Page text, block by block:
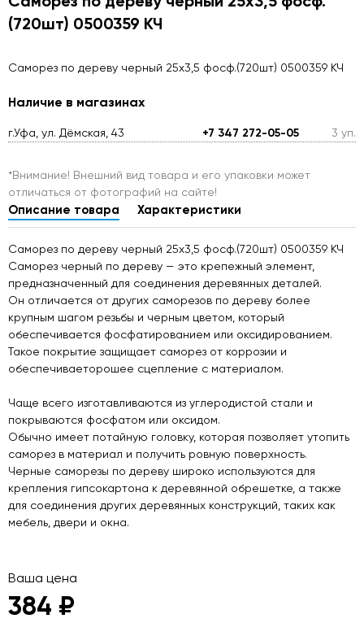
(720шт) 0500359 КЧ
Саморез по дереву черный 25х3,5 фосф.(720шт) 0500359 КЧ
Наличие в магазинах
г.Уфа, ул. Дёмская, 43 +7 347 272-05-05 3 уп.
*Внимание! Внешний вид товара и его упаковки может
отличаться от фотографий на сайте!
Описание товара Характеристики
Саморез по дереву черный 25х3,5 фосф.(720шт) 0500359 КЧ
Саморез черный по дереву — это крепежный элемент,
предназначенный для соединения деревянных деталей.
Он отличается от других саморезов по дереву более
крупным шагом резьбы и черным цветом, который
обеспечивается фосфатированием или оксидированием.
Такое покрытие защищает саморез от коррозии и
обеспечиваеторошее сцепление с материалом.
Чаще всего изготавливаются из углеродистой стали и
покрываются фосфатом или оксидом.
Обычно имеет потайную головку, которая позволяет утопить
саморез в материал и получить ровную поверхность.
Черные саморезы по дереву широко используются для
крепления гипсокартона к деревянной обрешетке, а также
для соединения других деревянных конструкций, таких как
мебель, двери и окна.
Ваша цена
384 ₽